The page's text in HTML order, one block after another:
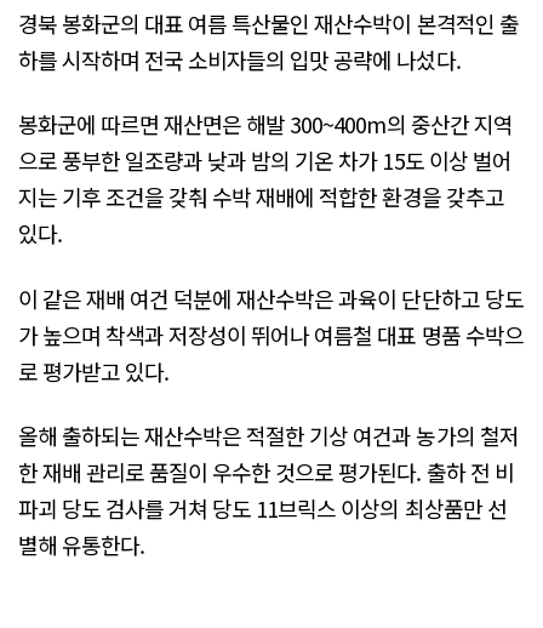
경북 봉화군의 대표 여름 특산물인 재산수박이 본격적인 출
하를 시작하며 전국 소비자들의 입맛 공략에 나섰다.
봉화군에 따르면 재산면은 해발 300~400m의 중산간 지역
으로 풍부한 일조량과 낮과 밤의 기온 차가 15도 이상 벌어
지는 기후 조건을 갖춰 수박 재배에 적합한 환경을 갖추고
있다.
이 같은 재배 여건 덕분에 재산수박은 과육이 단단하고 당도
가 높으며 착색과 저장성이 뛰어나 여름철 대표 명품 수박으
로 평가받고 있다.
올해 출하되는 재산수박은 적절한 기상 여건과 농가의 철저
한 재배 관리로 품질이 우수한 것으로 평가된다. 출하 전 비
파괴 당도 검사를 거쳐 당도 11브릭스 이상의 최상품만 선
별해 유통한다.